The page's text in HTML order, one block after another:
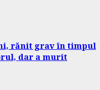
rănit grav în timpul
dar a murit